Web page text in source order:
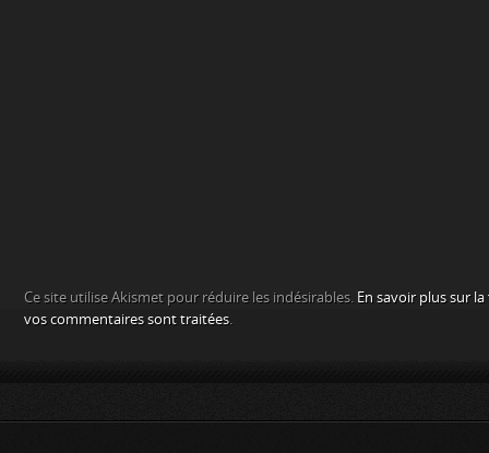
Ce site utilise Akismet pour réduire les indésirables. En savoir plus sur
vos commentaires sont traitées.